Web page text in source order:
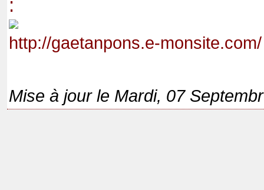
:
http://gaetanpons.e-monsite.com/
Mise à jour le Mardi, 07